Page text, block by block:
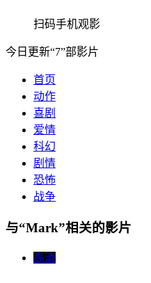
扫码手机观影
今日更新“7”部影片
首页
动作
喜剧
爱情
科幻
剧情
恐怖
战争
与“Mark”相关的影片
高清